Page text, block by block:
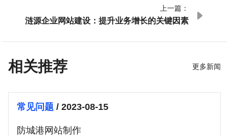
上一篇：
涟源企业网站建设：提升业务增长的关键因素

相关推荐 更多新闻
常见问题/ 2023-08-15
防城港网站制作